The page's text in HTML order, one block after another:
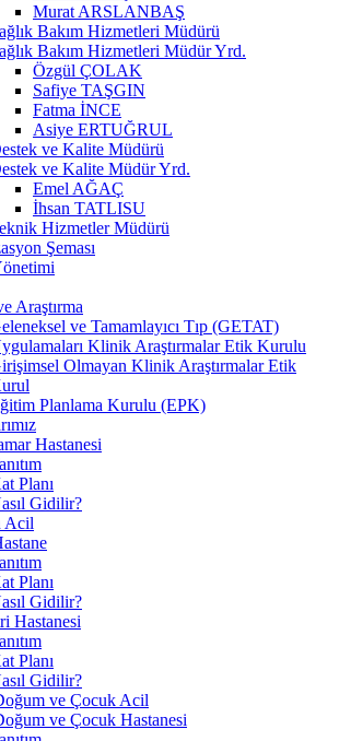
Murat ARSLANBAŞ
Bakım Hizmetleri Müdürü
Bakım Hizmetleri Müdür Yrd.
Özgül ÇOLAK
Safiye TAŞGIN
Fatma İNCE
Asiye ERTUĞRUL
ve Kalite Müdürü
ve Kalite Müdür Yrd.
Emel AĞAÇ
İhsan TATLISU
Hizmetler Müdürü
Şeması
Araştırma
ve Tamamlayıcı Tıp (GETAT)
Klinik Araştırmalar Etik Kurulu
Olmayan Klinik Araştırmalar Etik
Planlama Kurulu (EPK)
Hastanesi
Planı
Gidilir?
Acil
Planı
Gidilir?
Hastanesi
Planı
Gidilir?
ve Çocuk Acil
ve Çocuk Hastanesi